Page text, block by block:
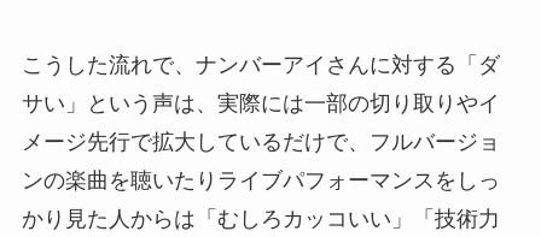
こうした流れで、ナンバーアイさんに対する「ダ
サい」という声は、実際には一部の切り取りやイ
メージ先行で拡大しているだけで、フルバージョ
ンの楽曲を聴いたりライブパフォーマンスをしっ
かり見た人からは「むしろカッコいい」「技術力